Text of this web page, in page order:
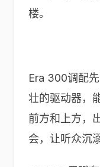
楼。
Era 300调配
壮的驱动器，
前方和上方，
会，让听众沉